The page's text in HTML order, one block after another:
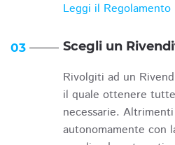
Leggi il Regolamento
03 Scegli un
Rivolgiti ad un
il quale ottenere
necessarie.
autonomamente con